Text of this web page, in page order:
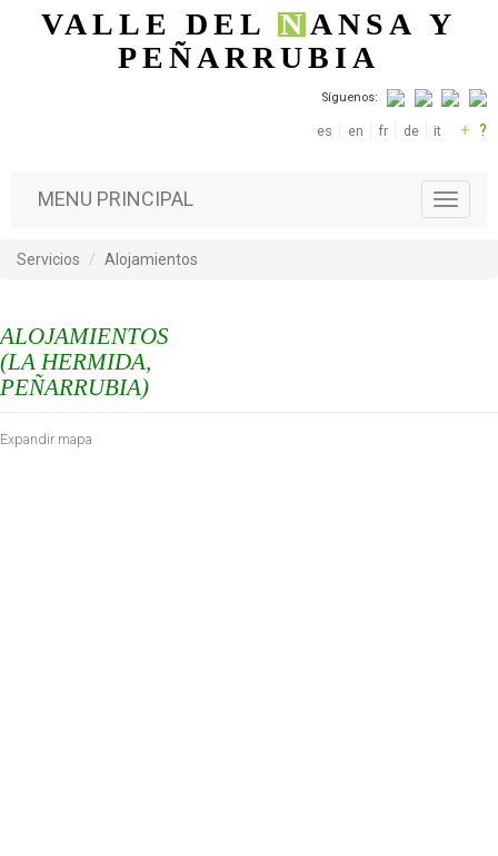
Pasar al contenido principal
VALLE DELNANSA Y
PEÑARRUBIA
Síguenos:
es en fr de it + ?
T
o
MENU PRINCIPAL
Servicios Alojamientos
ALOJAMIENTOS
(LA HERMIDA,
PEÑARRUBIA)
Expandir mapa